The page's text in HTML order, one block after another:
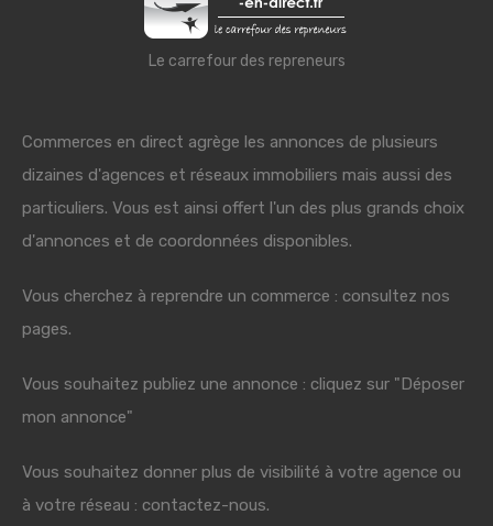
Le carrefour des repreneurs
Commerces en direct agrège les annonces de plusieurs
dizaines d'agences et réseaux immobiliers mais aussi des
particuliers. Vous est ainsi offert l'un des plus grands choix
d'annonces et de coordonnées disponibles.
Vous cherchez à reprendre un commerce : consultez nos
pages.
Vous souhaitez publiez une annonce : cliquez sur "Déposer
mon annonce"
Vous souhaitez donner plus de visibilité à votre agence ou
à votre réseau : contactez-nous.